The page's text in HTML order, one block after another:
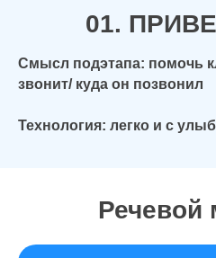
01.
Смысл подэтапа: помочь
звонит/ куда он позвонил
Технология: легко и с
Речевой